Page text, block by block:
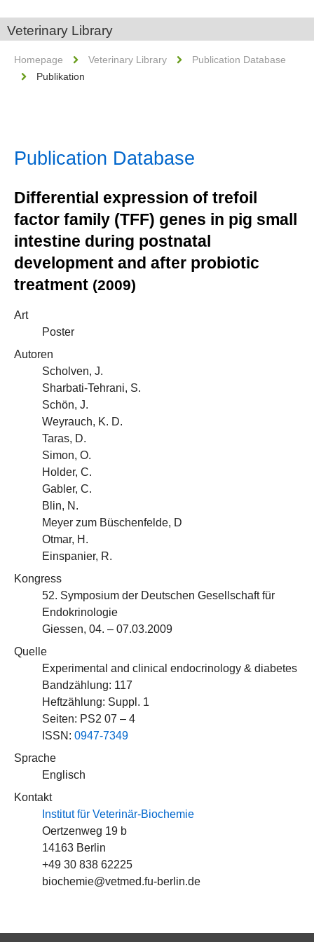
Veterinary Library
Homepage Veterinary Library
Publication Database
Publikation
Publication Database
Differential expression of trefoil
factor family (TFF) genes in pig small
intestine during postnatal
development and after probiotic
treatment (2009)
Art
Poster
Autoren
Scholven, J.
Sharbati-Tehrani, S.
Schön, J.
Weyrauch, K. D.
Taras, D.
Simon, O.
Holder, C.
Gabler, C.
Blin, N.
Meyer zum Büschenfelde, D
Otmar, H.
Einspanier, R.
Kongress
52. Symposium der Deutschen Gesellschaft für
Endokrinologie
Giessen, 04. – 07.03.2009
Quelle
Experimental and clinical endocrinology & diabetes
Bandzählung: 117
Heftzählung: Suppl. 1
Seiten: PS2 07 – 4
ISSN: 0947-7349
Sprache
Englisch
Kontakt
Institut für Veterinär-Biochemie
Oertzenweg 19 b
14163 Berlin
+49 30 838 62225
biochemie@vetmed.fu-berlin.de